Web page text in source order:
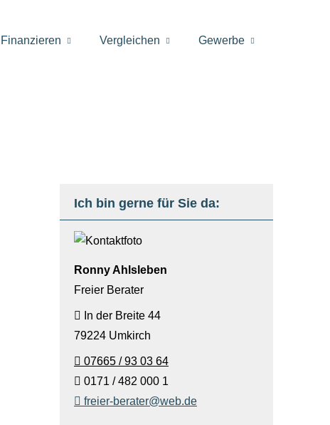
Finanzieren Vergleichen Gewerbe
Ich bin gerne für Sie da:
Ronny Ahlsleben
Freier Berater
In der Breite 44
79224 Umkirch
07665 / 93 03 64
0171 / 482 000 1
freier-berater@web.de